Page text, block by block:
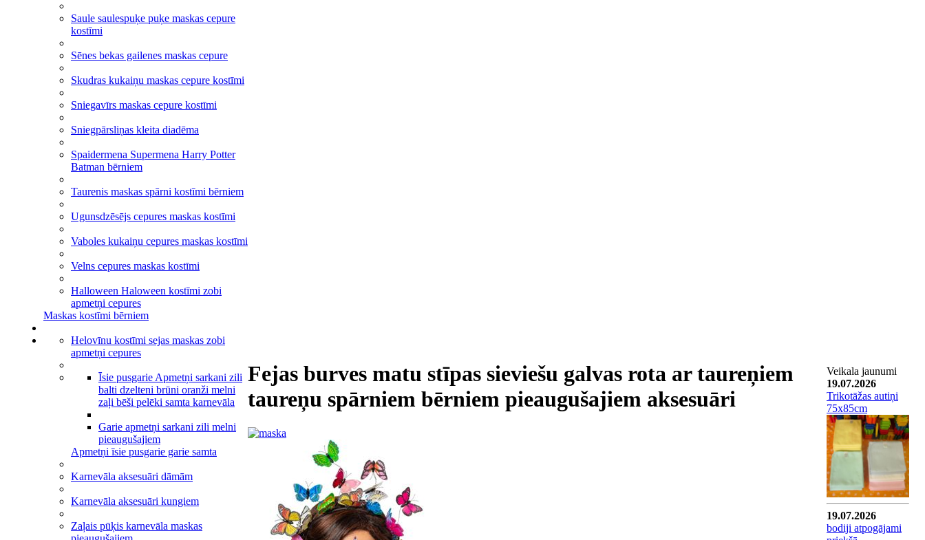
Saule saulespuķe puķe maskas cepure
kostīmi
Sēnes bekas gailenes maskas cepure
Skudras kukaiņu maskas cepure kostīmi
Sniegavīrs maskas cepure kostīmi
Sniegpārsliņas kleita diadēma
Spaidermena Supermena Harry Potter
Batman bērniem
Taurenis maskas spārni kostīmi bērniem
Ugunsdzēsējs cepures maskas kostīmi
Vaboles kukaiņu cepures maskas kostīmi
Velns cepures maskas kostīmi
Halloween Haloween kostīmi zobi
apmetņi cepures
Maskas kostīmi bērniem
Helovīnu kostīmi sejas maskas zobi
apmetņi cepures
Īsie pusgarie Apmetņi sarkani zili
balti dzelteni brūni oranži melni
zaļi bēši pelēki samta karnevāla
Garie apmetņi sarkani zili melni
pieaugušajiem
Apmetņi īsie pusgarie garie samta
Karnevāla aksesuāri dāmām
Karnevāla aksesuāri kungiem
Zaļais pūķis karnevāla maskas
Fejas burves matu stīpas sieviešu galvas rota ar taureņiem
taureņu spārniem bērniem pieaugušajiem aksesuāri
Veikala jaunumi
19.07.2026
Trikotāžas autiņi
75x85cm
19.07.2026
bodiji atpogājami